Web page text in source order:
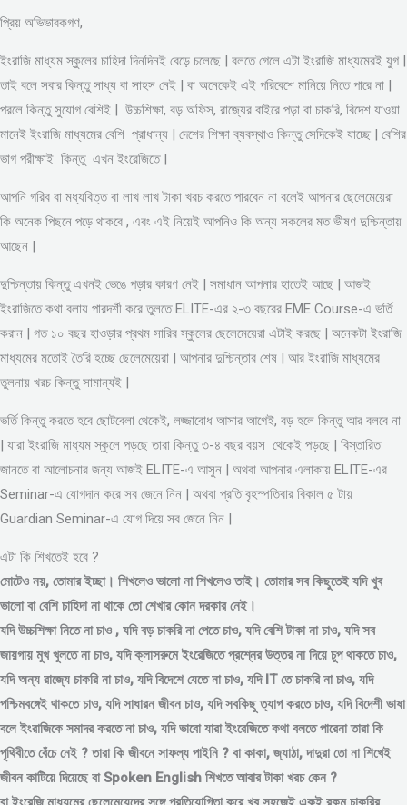
প্রিয় অভিভাবকগণ,
ইংরাজি মাধ্যম স্কুলের চাহিদা দিনদিনই বেড়ে চলেছে | বলতে গেলে এটা ইংরাজি মাধ্যমেরই যুগ |
তাই বলে সবার কিন্তু সাধ্য বা সাহস নেই | বা অনেকেই এই পরিবেশে মানিয়ে নিতে পারে না |
পরলে কিন্তু সুযোগ বেশিই | উচ্চশিক্ষা, বড় অফিস, রাজ্যের বাইরে পড়া বা চাকরি, বিদেশ যাওয়া
মানেই ইংরাজি মাধ্যমের বেশি প্রাধান্য | দেশের শিক্ষা ব্যবস্থাও কিন্তু সেদিকেই যাচ্ছে | বেশির
ভাগ পরীক্ষাই কিন্তু এখন ইংরেজিতে |
আপনি গরিব বা মধ্যবিত্ত বা লাখ লাখ টাকা খরচ করতে পারবেন না বলেই আপনার ছেলেমেয়েরা
কি অনেক পিছনে পড়ে থাকবে , এবং এই নিয়েই আপনিও কি অন্য সকলের মত ভীষণ দুশ্চিন্তায়
আছেন |
দুশ্চিন্তায় কিন্তু এখনই ভেঙে পড়ার কারণ নেই | সমাধান আপনার হাতেই আছে | আজই
ইংরাজিতে কথা বলায় পারদর্শী করে তুলতে ELITE-এর ২-৩ বছরের EME Course-এ ভর্তি
করান | গত ১০ বছর হাওড়ার প্রথম সারির স্কুলের ছেলেমেয়েরা এটাই করছে | অনেকটা ইংরাজি
মাধ্যমের মতোই তৈরি হচ্ছে ছেলেমেয়েরা | আপনার দুশ্চিন্তার শেষ | আর ইংরাজি মাধ্যমের
তুলনায় খরচ কিন্তু সামান্যই |
ভর্তি কিন্তু করতে হবে ছোটবেলা থেকেই, লজ্জাবোধ আসার আগেই, বড় হলে কিন্তু আর বলবে না
| যারা ইংরাজি মাধ্যম স্কুলে পড়ছে তারা কিন্তু ৩-৪ বছর বয়স থেকেই পড়ছে | বিস্তারিত
জানতে বা আলোচনার জন্য আজই ELITE-এ আসুন | অথবা আপনার এলাকায় ELITE-এর
Seminar-এ যোগদান করে সব জেনে নিন | অথবা প্রতি বৃহস্পতিবার বিকাল ৫ টায়
Guardian Seminar-এ যোগ দিয়ে সব জেনে নিন |
এটা কি শিখতেই হবে ?
মোটেও নয়, তোমার ইচ্ছা। শিখলেও ভালো না শিখলেও তাই। তোমার সব কিছুতেই যদি খুব
ভালো বা বেশি চাহিদা না থাকে তো শেখার কোন দরকার নেই।
যদি উচ্চশিক্ষা নিতে না চাও , যদি বড় চাকরি না পেতে চাও, যদি বেশি টাকা না চাও, যদি সব
জায়গায় মুখ খুলতে না চাও, যদি ক্লাসরুমে ইংরেজিতে প্রশ্নের উত্তর না দিয়ে চুপ থাকতে চাও,
যদি অন্য রাজ্যে চাকরি না চাও, যদি বিদেশে যেতে না চাও, যদি IT তে চাকরি না চাও, যদি
পশ্চিমবঙ্গেই থাকতে চাও, যদি সাধারন জীবন চাও, যদি সবকিছু ত্যাগ করতে চাও, যদি বিদেশী ভাষা
বলে ইংরাজিকে সমাদর করতে না চাও, যদি ভাবো যারা ইংরেজিতে কথা বলতে পারেনা তারা কি
পৃথিবীতে বেঁচে নেই ? তারা কি জীবনে সাফল্য পাইনি ? বা কাকা, জ্যাঠা, দাদুরা তো না শিখেই
জীবন কাটিয়ে দিয়েছে বা Spoken English শিখতে আবার টাকা খরচ কেন ?